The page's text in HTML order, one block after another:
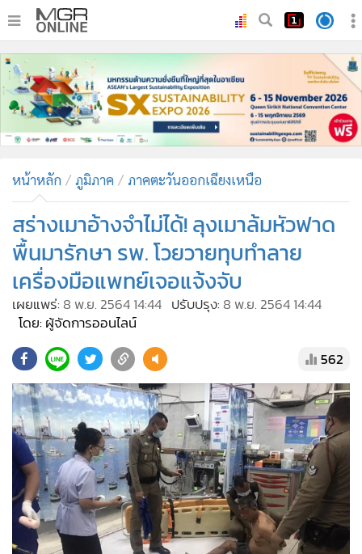
•
• ทันเหตุการณ์
• ภาคใต้
• ภูมิภาค
• บันเทิง
ผู้จัดการรายวัน
• คอลัมนิสต์
• ละคร
• CbizReview
• Cyber BIZ
• Good health & Well-being
• Green Innovation & SD
• Management & HR
• MGR Live
Infographic
การเมือง
ท่องเที่ยว
กีฬา
หน้าหลัก ภูมิภาค ภาคตะวันออกเฉียงเหนือ
สร่างเมาอ้างจำไม่ได้! ลุงเมาล้มหัวฟาด
พื้นมารักษา รพ. โวยวายทุบทำลาย
เครื่องมือแพทย์เจอแจ้งจับ
เผยแพร่: 8 พ.ย. 2564 14:44 ปรับปรุง: 8 พ.ย. 2564 14:44
โดย: ผู้จัดการออนไลน์
562